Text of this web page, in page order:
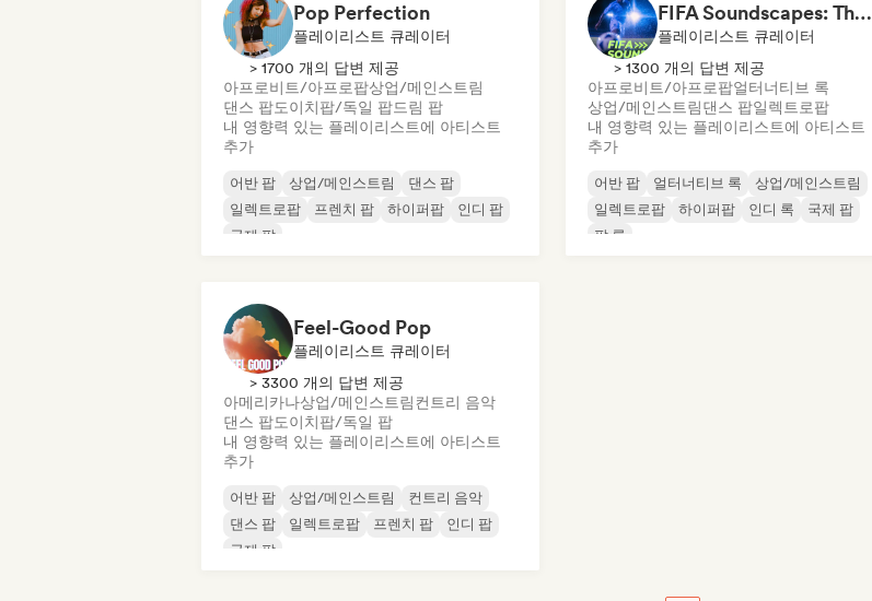
Pop Perfection
플레이리스트 큐레이터
> 1700 개의 답변 제공
아프로비트/아프로팝상업/메인스트림
댄스 팝도이치팝/독일 팝드림 팝
내 영향력 있는 플레이리스트에 아티스트
추가
어반 팝 상업/메인스트림
댄스 팝
일렉트로팝
프렌치 팝 하이퍼팝
인디 팝
국제 팝
FIFA Soundscapes: The Ultimate Soundtrack ⚽️ Festival Indie, Electropop & Dance Anthems
플레이리스트 큐레이터
> 1300 개의 답변 제공
아프로비트/아프로팝얼터너티브 록
상업/메인스트림댄스 팝일렉트로팝
내 영향력 있는 플레이리스트에 아티스트
추가
어반 팝 얼터너티브 록
상업/메인스트림
일렉트로팝
하이퍼팝 인디 록
국제 팝
팝 록
Feel-Good Pop
플레이리스트 큐레이터
> 3300 개의 답변 제공
아메리카나상업/메인스트림컨트리 음악
댄스 팝도이치팝/독일 팝
내 영향력 있는 플레이리스트에 아티스트
추가
어반 팝 상업/메인스트림
컨트리 음악
댄스 팝
일렉트로팝 프렌치 팝
인디 팝
국제 팝